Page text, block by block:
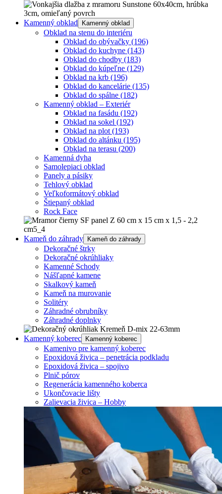
Kamenný obklad Kamenný obklad
Obklad na stenu do interiéru
Obklad do obývačky (196)
Obklad do kuchyne (143)
Obklad do chodby (183)
Obklad do kúpeľne (129)
Obklad na krb (196)
Obklad do kancelárie (135)
Obklad do spálne (182)
Kamenný obklad – Exteriér
Obklad na fasádu (192)
Obklad na sokel (192)
Obklad na plot (193)
Obklad do altánku (195)
Obklad na terasu (200)
Kamenná dyha
Samolepiaci obklad
Panely a pásiky
Tehlový obklad
Veľkoformátový obklad
Štiepaný obklad
Rock Face
Kameň do záhrady Kameň do záhrady
Dekoračné štrky
Dekoračné okrúhliaky
Kamenné Schody
Nášľapné kamene
Skalkový kameň
Kameň na murovanie
Solitéry
Záhradné obrubníky
Záhradné doplnky
Kamenný koberec Kamenný koberec
Kamenivo pre kamenný koberec
Epoxidová živica – penetrácia podkladu
Epoxidová živica – spojivo
Plnič pórov
Regenerácia kamenného koberca
Ukončovacie lišty
Zalievacia živica – Hobby